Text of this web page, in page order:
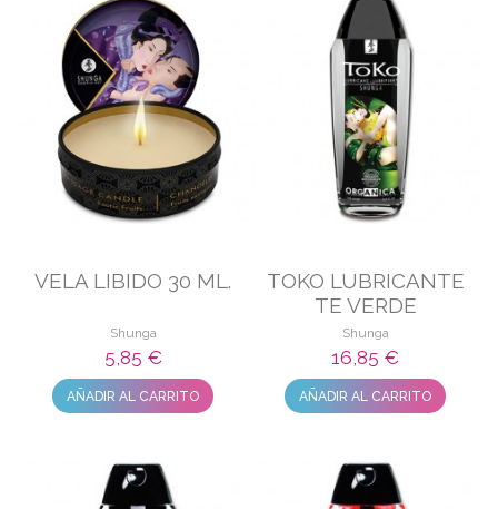
VELA LIBIDO 30 ML.
Shunga
5,85 €
AÑADIR AL CARRITO
TOKO LUBRICANTE
TE VERDE
Shunga
16,85 €
AÑADIR AL CARRITO